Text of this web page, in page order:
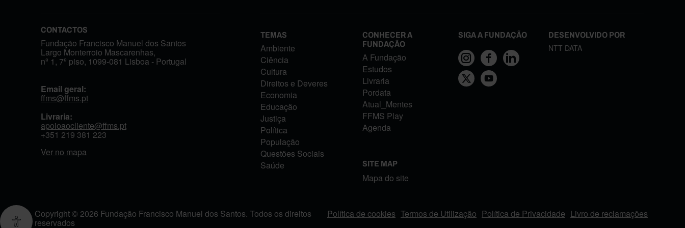
CONTACTOS
Fundação Francisco Manuel dos Santos
Largo Monterroio Mascarenhas,
nº 1, 7º piso, 1099-081 Lisboa - Portugal
Email geral:
ffms@ffms.pt
Livraria:
apoioaocliente@ffms.pt
+351 219 381 223
Ver no mapa
TEMAS
Ambiente
Ciência
Cultura
Direitos e Deveres
Economia
Educação
Justiça
Política
População
Questões Sociais
Saúde
CONHECER A
FUNDAÇÃO
A Fundação
Estudos
Livraria
Pordata
Atual_Mentes
FFMS Play
Agenda
SITE MAP
Mapa do site
SIGA A FUNDAÇÃO DESENVOLVIDO POR
NTT DATA
Copyright © 2026 Fundação Francisco Manuel dos Santos. Todos os direitos
reservados
FOOTER MENU
Política de cookies Termos de Utilização Política de Privacidade Livro de reclamações